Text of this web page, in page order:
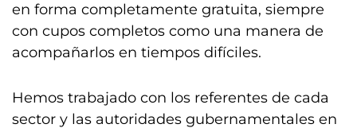
en forma completamente gratuita, siempre
con cupos completos como una manera de
acompañarlos en tiempos difíciles.
Hemos trabajado con los referentes de cada
sector y las autoridades gubernamentales en